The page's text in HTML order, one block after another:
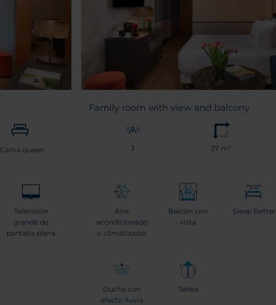
Cama queen
Televisión
grande de
pantalla plana
Family room with view and balcony
3 27 m²
Aire
acondicionado
o climatizador
Balcón con
vista
Sleep Better
Ducha con
efecto lluvia
Tetera